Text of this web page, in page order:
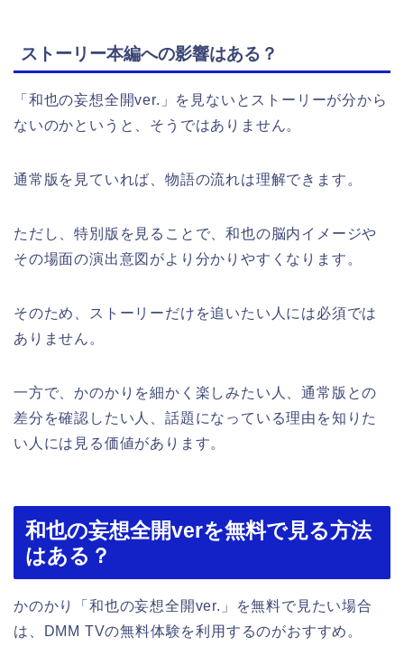
ストーリー本編への影響はある？
「和也の妄想全開ver.」を見ないとストーリーが分から
ないのかというと、そうではありません。
通常版を見ていれば、物語の流れは理解できます。
ただし、特別版を見ることで、和也の脳内イメージや
その場面の演出意図がより分かりやすくなります。
そのため、ストーリーだけを追いたい人には必須では
ありません。
一方で、かのかりを細かく楽しみたい人、通常版との
差分を確認したい人、話題になっている理由を知りた
い人には見る価値があります。
和也の妄想全開verを無料で見る方法
はある？
かのかり「和也の妄想全開ver.」を無料で見たい場合
は、DMM TVの無料体験を利用するのがおすすめ。